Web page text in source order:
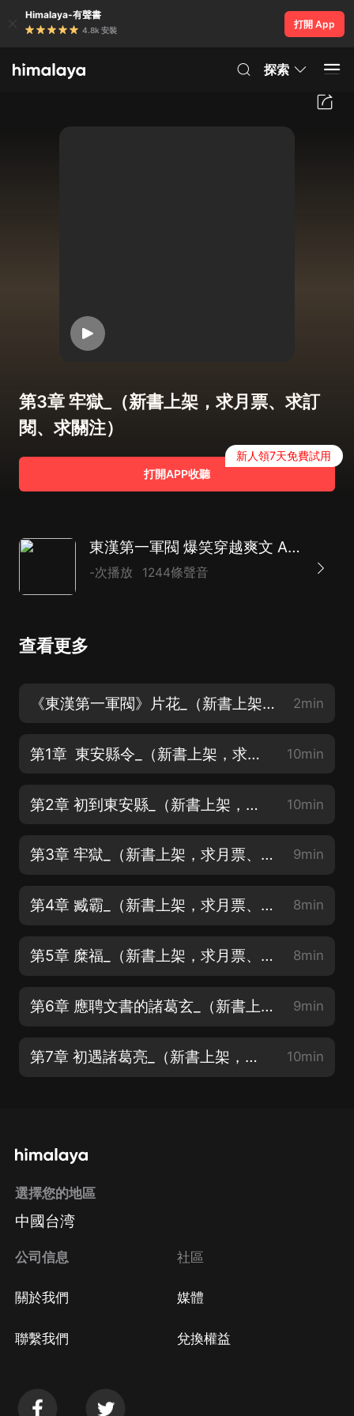
Himalaya-有聲書
4.8k 安裝
打開 App
探索
第3章 牢獄_（新書上架，求月票、求訂
閱、求關注）
打開APP收聽
新人領7天免費試用
東漢第一軍閥 爆笑穿越爽文 AI多播
-次播放 1244條聲音
查看更多
《東漢第一軍閥》片花_（新書上架，求月票、求訂閱、求關注） 2min
第1章 東安縣令_（新書上架，求月票、求訂閱、求關注） 10min
第2章 初到東安縣_（新書上架，求月票、求訂閱、求關注） 10min
第3章 牢獄_（新書上架，求月票、求訂閱、求關注） 9min
第4章 臧霸_（新書上架，求月票、求訂閱、求關注） 8min
第5章 糜福_（新書上架，求月票、求訂閱、求關注） 8min
第6章 應聘文書的諸葛玄_（新書上架，求月票、求訂閱、求關注） 9min
第7章 初遇諸葛亮_（新書上架，求月票、求訂閱、求關注） 10min
選擇您的地區
中國台湾
公司信息
關於我們
聯繫我們
社區
媒體
兌換權益